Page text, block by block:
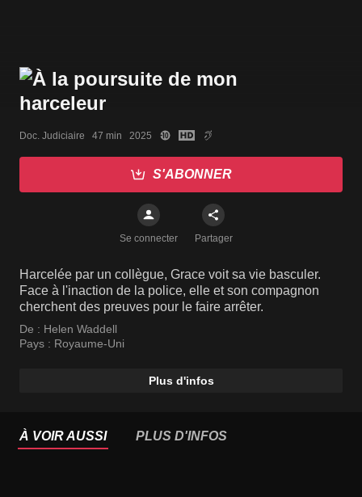
Doc. Judiciaire   47 min   2025
S'ABONNER
Se connecter Partager
Harcelée par un collègue, Grace voit sa vie basculer.
Face à l'inaction de la police, elle et son compagnon
cherchent des preuves pour le faire arrêter.
De : Helen Waddell
Pays : Royaume-Uni
Plus d'infos
À VOIR AUSSI PLUS D'INFOS